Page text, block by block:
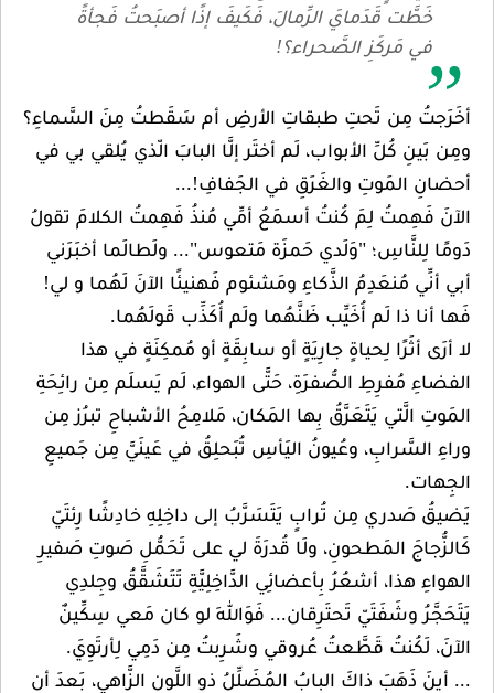
خَطَّت قَدَمايَ الرِّمالَ، فَكَيفَ إذًا أصبَحتُ فَجأةً
في مَركَزِ الصَّحراء؟!
أخَرَجتُ مِن تَحتِ طبقاتِ الأرضِ أم سَقَطتُ مِنَ السَّماءِ؟
ومِن بَينِ كُلِّ الأبواب، لَم أختَر إلَّا البابَ الّذي يُلقي بي في
أحضانِ المَوتِ والغَرَقِ في الجَفافِ!...
الآنَ فَهِمتُ لِمَ كُنتُ أسمَعُ أمِّي مُنذُ فَهِمتُ الكلامَ تقولُ
دَومًا لِلنَّاسِ؛ "وَلَدي حَمزَة مَتعوس"... ولَطالَما أخبَرَني
أبي أنِّي مُنعَدِمُ الذَّكاءِ ومَشئوم فَهنيئًا الآنَ لَهُما و لي!
فَها أنا ذا لَم أُخَيِّب ظَنَّهُما ولَم أُكَذِّب قَولَهُما.
لا أرَى أثَرًا لِحياةٍ جارِيَةٍ أو سابِقَةٍ أو مُمكِنَةٍ في هذا
الفضاءِ مُفرِطِ الصُّفرَةِ، حَتَّى الهواء، لَم يَسلَم مِن رائِحَةِ
المَوتِ الَّتي يَتَعَرَّقُ بِها المَكان، مَلامِحُ الأشباحِ تبرُز مِن
وراءِ السَّرابِ، وعُيونُ اليَأسِ تُبَحلِقُ في عَينَيَّ مِن جَميعِ
الجِهات.
يَضيقُ صَدري مِن تُرابٍ يَتَسَرَّبُ إلى داخِلِهِ خادِشًا رِئتَيّ
كَالزُّجاجَ المَطحونِ، ولَا قُدرَةَ لي على تَحَمُّلِ صَوتِ صَفيرِ
الهواءِ هذا، أشعُرُ بِأعضائِي الدَّاخِلِيَّةِ تَتَشَقَّقُ وجِلدِي
يَتَحَجَّرُ وشَفَتَيّ تَحتَرِقان... فَوَاللهِ لو كان مَعي سِكِّينٌ
الآنَ، لَكُنتُ قَطَّعتُ عُروقي وشَرِبتُ مِن دَمِي لِأرتَوِيَ.
... أينَ ذَهَبَ ذاكَ البابُ المُضَلِّلُ ذو اللَّونِ الزَّاهي، بَعدَ أن